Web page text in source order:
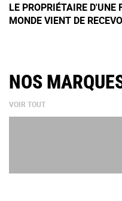
LE PROPRIÉTAIRE
MONDE VIENT DE
NOS
VOIR TOUT